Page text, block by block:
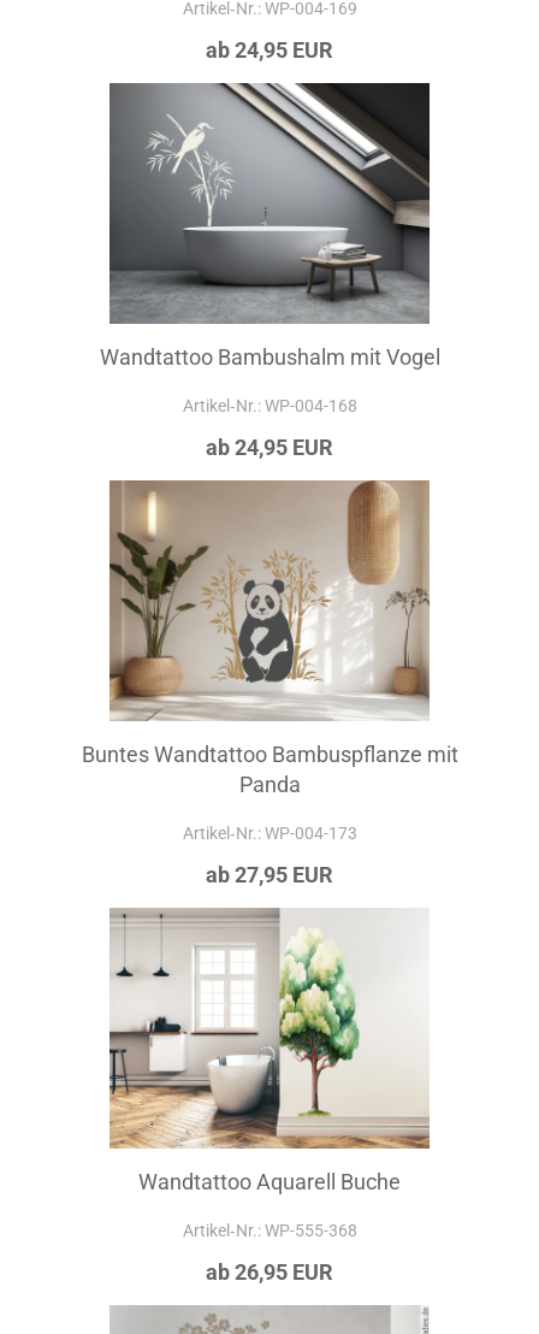
Artikel‑Nr.: WP-004-169
ab 24,95 EUR
Wandtattoo Bambushalm mit Vogel
Artikel‑Nr.: WP-004-168
ab 24,95 EUR
Buntes Wandtattoo Bambuspflanze mit
Panda
Artikel‑Nr.: WP-004-173
ab 27,95 EUR
Wandtattoo Aquarell Buche
Artikel‑Nr.: WP-555-368
ab 26,95 EUR